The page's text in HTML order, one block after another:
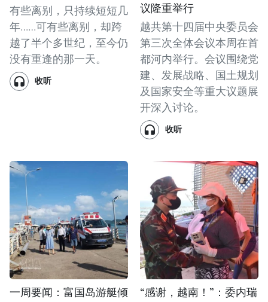
有些离别，只持续短短几
年……可有些离别，却跨
越了半个多世纪，至今仍
没有重逢的那一天。
收听
议隆重举行
越共第十四届中央委员会
第三次全体会议本周在首
都河内举行。会议围绕党
建、发展战略、国土规划
及国家安全等重大议题展
开深入讨论。
收听
一周要闻：富国岛游艇倾
“感谢，越南！”：委内瑞